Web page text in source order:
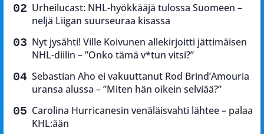
Urheilucast: NHL-hyökkääjä tulossa Suomeen –
neljä Liigan suurseuraa kisassa
Nyt jysähti! Ville Koivunen allekirjoitti jättimäisen
NHL-diilin – ”Onko tämä v*tun vitsi?”
Sebastian Aho ei vakuuttanut Rod Brind’Amouria
uransa alussa – ”Miten hän oikein selviää?”
Carolina Hurricanesin venäläisvahti lähtee – palaa
KHL:ään